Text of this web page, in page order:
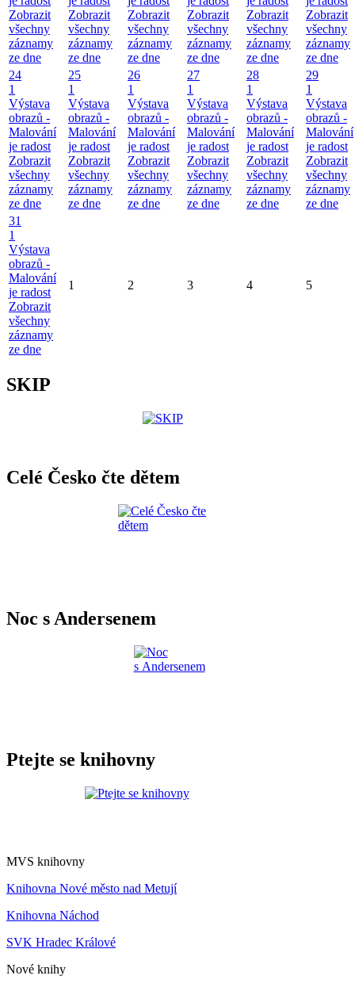
Zobrazit
všechny
záznamy
ze dne
Zobrazit
všechny
záznamy
ze dne
Zobrazit
všechny
záznamy
ze dne
Zobrazit
všechny
záznamy
ze dne
Zobrazit
všechny
záznamy
ze dne
Zobrazit
všechny
záznamy
ze dne
24
1
Výstava
obrazů -
Malování
je radost
Zobrazit
všechny
záznamy
ze dne
25
1
Výstava
obrazů -
Malování
je radost
Zobrazit
všechny
záznamy
ze dne
26
1
Výstava
obrazů -
Malování
je radost
Zobrazit
všechny
záznamy
ze dne
27
1
Výstava
obrazů -
Malování
je radost
Zobrazit
všechny
záznamy
ze dne
28
1
Výstava
obrazů -
Malování
je radost
Zobrazit
všechny
záznamy
ze dne
29
1
Výstava
obrazů -
Malování
je radost
Zobrazit
všechny
záznamy
ze dne
31
1
Výstava
obrazů -
Malování
je radost
Zobrazit
všechny
záznamy
ze dne
1 2 3 4 5
SKIP
Celé Česko čte dětem
Noc s Andersenem
Ptejte se knihovny
MVS knihovny
Knihovna Nové město nad Metují
Knihovna Náchod
SVK Hradec Králové
Nové knihy